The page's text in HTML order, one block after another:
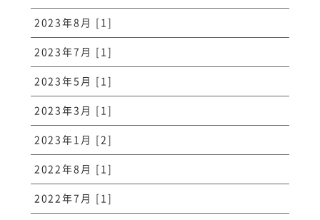
2023年8月 [1]
2023年7月 [1]
2023年5月 [1]
2023年3月 [1]
2023年1月 [2]
2022年8月 [1]
2022年7月 [1]